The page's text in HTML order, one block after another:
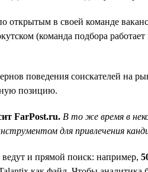
в своей команде
(команда подбора
поведения соискателей на
позицию.
FarPost.ru. В то же время в
для привлечения
и прямой поиск: например,